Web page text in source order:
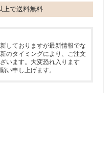
上で送料無料
しておりますが最新情報でな
のタイミングにより、ご注文
います。大変恐れ入ります
い申し上げます。